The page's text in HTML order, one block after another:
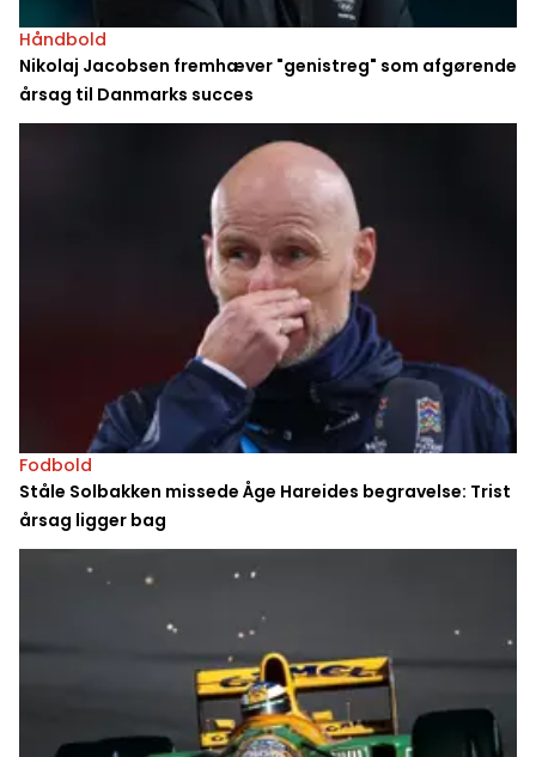
Håndbold
Nikolaj Jacobsen fremhæver "genistreg" som afgørende
årsag til Danmarks succes
Fodbold
Ståle Solbakken missede Åge Hareides begravelse: Trist
årsag ligger bag